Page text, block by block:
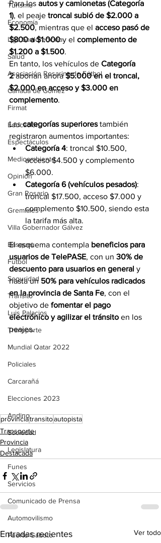
Turismo
Economía
Liga Sanlorencina
Salud
Asociación Rosarina de Fútbol
Cañada de Gómez
Firmat
Educación
Espectáculos
Medioambiente
Opinión
Gran Rosario
Gremiales
Villa Gobernador Gálvez
Básquet
Fútbol
Seguridad
Tránsito
Luis Palacios
Transporte
Mundial Qatar 2022
Policiales
Carcarañá
Elecciones 2023
Andino
Sociedad
Legislatura
Funes
Servicios
Comunicado de Prensa
Automovilismo
Puerto Gaboto
Para los autos y camionetas (Categoría
1), el peaje troncal subió de $2.000 a
$2.500, mientras que el acceso pasó de
$800 a $1.000 y el complemento de
$1.200 a $1.500.
En tanto, los vehículos de Categoría
2 abonan ahora $5.000 en el troncal,
$2.000 en acceso y $3.000 en
complemento.
Las categorías superiores también
registraron aumentos importantes:
Categoría 4: troncal $10.500,
acceso $4.500 y complemento
$6.000.
Categoría 6 (vehículos pesados):
troncal $17.500, acceso $7.000 y
complemento $10.500, siendo esta
la tarifa más alta.
El esquema contempla beneficios para
usuarios de TelePASE, con un 30% de
descuento para usuarios en general y
hasta un 50% para vehículos radicados
en la provincia de Santa Fe, con el
objetivo de fomentar el pago
electrónico y agilizar el tránsito en los
peajes.
provinciatransitoautopista
Transporte
Provincia
Destacada
Entradas recientes Ver todo